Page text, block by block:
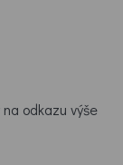
odkazu výše